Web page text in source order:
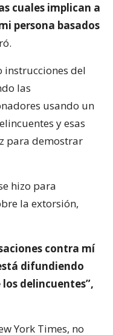
cuales implican a
persona basados
instrucciones del
las
usando un
y esas
para demostrar
hizo para
la extorsión,
contra mí
difundiendo
los delincuentes”,
York Times, no